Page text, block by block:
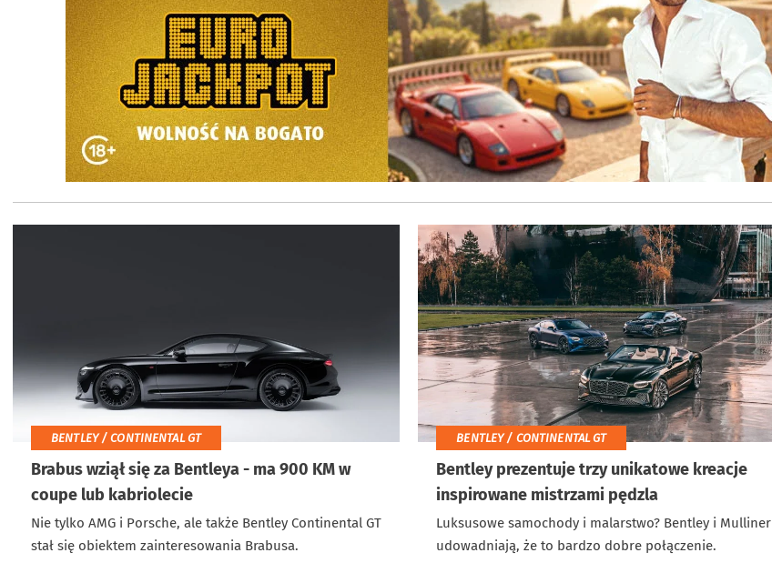
BENTLEY / CONTINENTAL GT
Brabus wziął się za Bentleya - ma 900 KM w
coupe lub kabriolecie
Nie tylko AMG i Porsche, ale także Bentley Continental GT
stał się obiektem zainteresowania Brabusa.
BENTLEY / CONTINENTAL GT
Bentley prezentuje trzy unikatowe kreacje
inspirowane mistrzami pędzla
Luksusowe samochody i malarstwo? Bentley i Mulliner
udowadniają, że to bardzo dobre połączenie.